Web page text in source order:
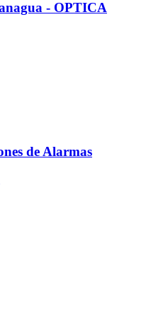
- OPTICA
de Alarmas